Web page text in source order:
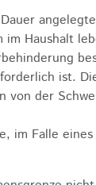
angelegte
Haushalt
ist.
von der
im Falle